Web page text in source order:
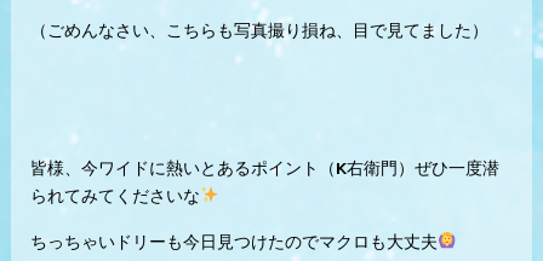
（ごめんなさい、こちらも写真撮り損ね、目で見てました）
皆様、今ワイドに熱いとあるポイント（K右衛門）ぜひ一度潜
られてみてくださいな
ちっちゃいドリーも今日見つけたのでマクロも大丈夫